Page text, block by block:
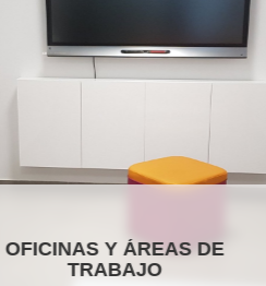
OFICINAS Y ÁREAS DE
TRABAJO